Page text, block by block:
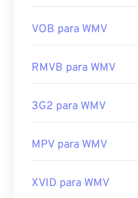
qualidade da
Lançamento inicial:
https://
https://
VOB para WMV
RMVB para WMV
3G2 para WMV
MPV para WMV
XVID para WMV